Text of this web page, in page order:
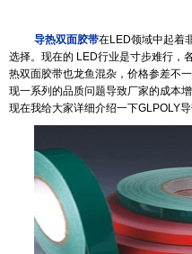
导热双面胶带在LED领域中起着
选择。现在的 LED行业是寸步难行，
热双面胶带也龙鱼混杂，价格参差不
现一系列的品质问题导致厂家的成本
现在我给大家详细介绍一下GLPOLY